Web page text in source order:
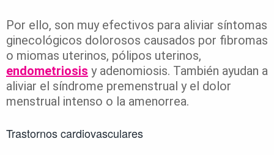
Por ello, son muy efectivos para aliviar síntomas
ginecológicos dolorosos causados por fibromas
o miomas uterinos, pólipos uterinos,
endometriosis y adenomiosis. También ayudan a
aliviar el síndrome premenstrual y el dolor
menstrual intenso o la amenorrea.
Trastornos cardiovasculares